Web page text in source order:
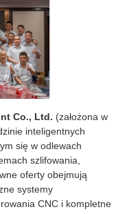
Co., Ltd. (założona w
inteligentnych
się w odlewach
szlifowania,
oferty obejmują
systemy
CNC i kompletne